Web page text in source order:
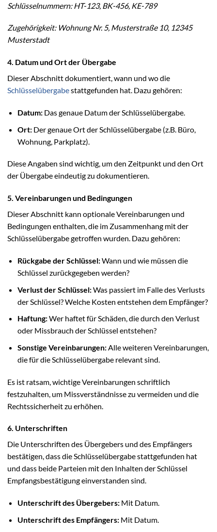
Schlüsselnummern: HT-123, BK-456, KE-789
Zugehörigkeit: Wohnung Nr. 5, Musterstraße 10, 12345
Musterstadt
4. Datum und Ort der Übergabe
Dieser Abschnitt dokumentiert, wann und wo die
Schlüsselübergabestattgefunden hat. Dazu gehören:
Datum:Das genaue Datum der Schlüsselübergabe.
Ort:Der genaue Ort der Schlüsselübergabe (z.B. Büro,
Wohnung, Parkplatz).
Diese Angaben sind wichtig, um den Zeitpunkt und den Ort
der Übergabe eindeutig zu dokumentieren.
5. Vereinbarungen und Bedingungen
Dieser Abschnitt kann optionale Vereinbarungen und
Bedingungen enthalten, die im Zusammenhang mit der
Schlüsselübergabe getroffen wurden. Dazu gehören:
Rückgabe der Schlüssel:Wann und wie müssen die
Schlüssel zurückgegeben werden?
Verlust der Schlüssel:Was passiert im Falle des Verlusts
der Schlüssel? Welche Kosten entstehen dem Empfänger?
Haftung:Wer haftet für Schäden, die durch den Verlust
oder Missbrauch der Schlüssel entstehen?
Sonstige Vereinbarungen:Alle weiteren Vereinbarungen,
die für die Schlüsselübergabe relevant sind.
Es ist ratsam, wichtige Vereinbarungen schriftlich
festzuhalten, um Missverständnisse zu vermeiden und die
Rechtssicherheit zu erhöhen.
6. Unterschriften
Die Unterschriften des Übergebers und des Empfängers
bestätigen, dass die Schlüsselübergabe stattgefunden hat
und dass beide Parteien mit den Inhalten der Schlüssel
Empfangsbestätigung einverstanden sind.
Unterschrift des Übergebers:Mit Datum.
Unterschrift des Empfängers:Mit Datum.